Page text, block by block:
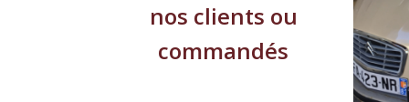
nos clients ou
commandés